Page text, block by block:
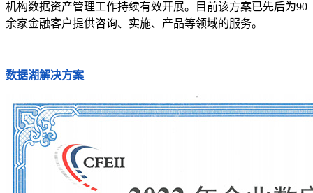
机构数据资产管理工作持续有效开展。目前该方案已先后为90
余家金融客户提供咨询、实施、产品等领域的服务。
数据湖解决方案